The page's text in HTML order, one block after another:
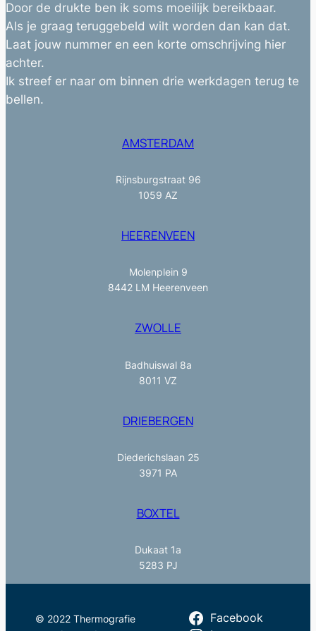
Door de drukte ben ik soms moeilijk bereikbaar.
Als je graag teruggebeld wilt worden dan kan dat.
Laat jouw nummer en een korte omschrijving hier
achter.
Ik streef er naar om binnen drie werkdagen terug te
bellen.
AMSTERDAM
Rijnsburgstraat 96
1059 AZ
HEERENVEEN
Molenplein 9
8442 LM Heerenveen
ZWOLLE
Badhuiswal 8a
8011 VZ
DRIEBERGEN
Diederichslaan 25
3971 PA
BOXTEL
Dukaat 1a
5283 PJ
© 2022 Thermografie
Facebook